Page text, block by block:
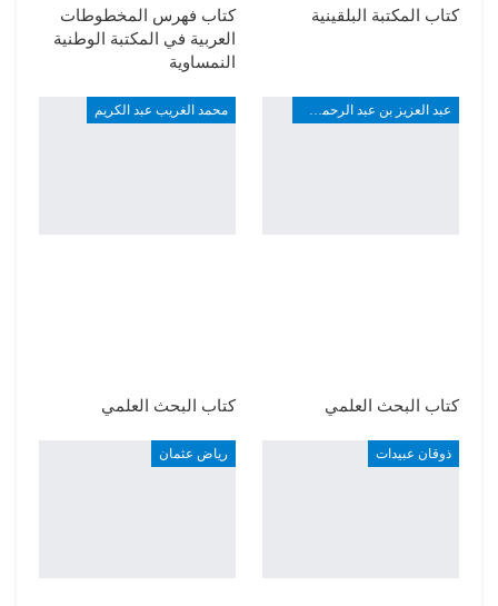
كتاب المكتبة البلقينية
كتاب فهرس المخطوطات
العربية في المكتبة الوطنية
النمساوية
كتاب البحث العلمي
محمد الغريب عبد الكريم
كتاب البحث العلمي
ذوقان عبيدات رياض عثمان